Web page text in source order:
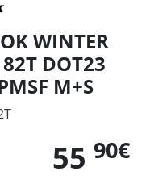
WINTER
DOT23
M+S
55 90€